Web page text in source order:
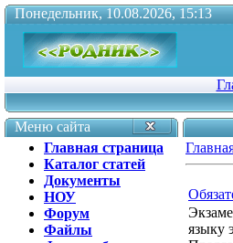
Понедельник, 10.08.2026, 15:13
Меню сайта
Главная страница
Каталог статей
Документы
НОУ
Форум
Файлы
языку